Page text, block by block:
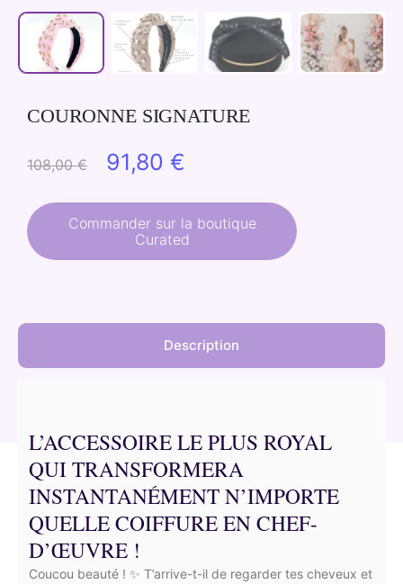
COURONNE SIGNATURE
108,00€
Le
initial
était :
91,80 €
actuel
est :
Commander sur la boutique
Curated
Description
L’ACCESSOIRE LE PLUS ROYAL
QUI TRANSFORMERA
INSTANTANÉMENT N’IMPORTE
QUELLE COIFFURE EN CHEF-
D’ŒUVRE !
Coucou beauté ! ✨ T’arrive-t-il de regarder tes cheveux et